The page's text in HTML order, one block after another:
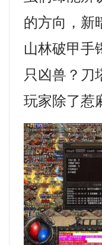
的方向，新
山林破甲手
只凶兽？刀
玩家除了惹